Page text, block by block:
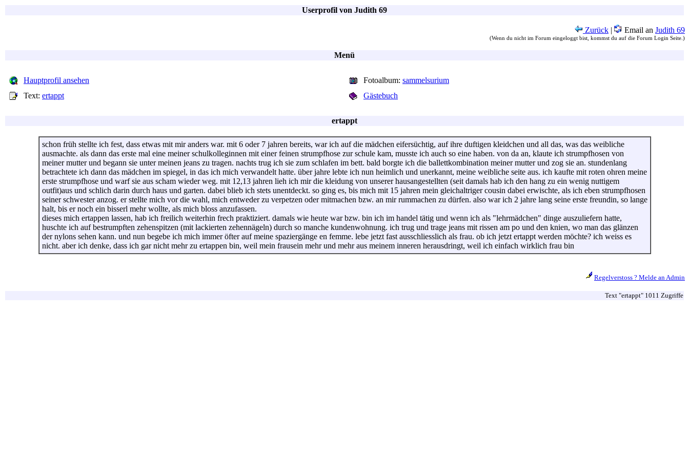
Userprofil von Judith 69
Zurück | Email an Judith 69
(Wenn du nicht im Forum eingeloggt bist, kommst du auf die Forum Login Seite.)
Menü
Hauptprofil ansehen
Text: ertappt
Fotoalbum: sammelsurium
Gästebuch
ertappt
schon früh stellte ich fest, dass etwas mit mir anders war. mit 6 oder 7 jahren bereits, war ich auf die mädchen eifersüchtig, auf ihre duftigen kleidchen und all das, was das weibliche
ausmachte. als dann das erste mal eine meiner schulkolleginnen mit einer feinen strumpfhose zur schule kam, musste ich auch so eine haben. von da an, klaute ich strumpfhosen von
meiner mutter und begann sie unter meinen jeans zu tragen. nachts trug ich sie zum schlafen im bett. bald borgte ich die ballettkombination meiner mutter und zog sie an. stundenlang
betrachtete ich dann das mädchen im spiegel, in das ich mich verwandelt hatte. über jahre lebte ich nun heimlich und unerkannt, meine weibliche seite aus. ich kaufte mit roten ohren meine
erste strumpfhose und warf sie aus scham wieder weg. mit 12,13 jahren lieh ich mir die kleidung von unserer hausangestellten (seit damals hab ich den hang zu ein wenig nuttigem
outfit)aus und schlich darin durch haus und garten. dabei blieb ich stets unentdeckt. so ging es, bis mich mit 15 jahren mein gleichaltriger cousin dabei erwischte, als ich eben strumpfhosen
seiner schwester anzog. er stellte mich vor die wahl, mich entweder zu verpetzen oder mitmachen bzw. an mir rummachen zu dürfen. also war ich 2 jahre lang seine erste freundin, so lange
halt, bis er noch ein bisserl mehr wollte, als mich bloss anzufassen.
dieses mich ertappen lassen, hab ich freilich weiterhin frech praktiziert. damals wie heute war bzw. bin ich im handel tätig und wenn ich als "lehrmädchen" dinge auszuliefern hatte,
huschte ich auf bestrumpften zehenspitzen (mit lackierten zehennägeln) durch so manche kundenwohnung. ich trug und trage jeans mit rissen am po und den knien, wo man das glänzen
der nylons sehen kann. und nun begebe ich mich immer öfter auf meine spaziergänge en femme. lebe jetzt fast ausschliesslich als frau. ob ich jetzt ertappt werden möchte? ich weiss es
nicht. aber ich denke, dass ich gar nicht mehr zu ertappen bin, weil mein frausein mehr und mehr aus meinem inneren herausdringt, weil ich einfach wirklich frau bin
Regelverstoss ? Melde an Admin
Text "ertappt" 1011 Zugriffe